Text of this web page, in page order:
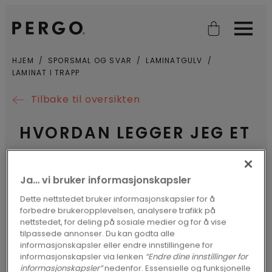
Open searchOpen
HJEM SPORSMAL OG SVAR
LAMINATGULV
LAMINAT I TRAPP
Tilbake til oversikten
HVORDAN LEGGER JEG ET
PERGO LAMINATGULV I
EN TRAPP?
Du målimePergo-gulvet når du skal
legge det i en trapp. Bruk et sterkt lim
fra en tube. Som trappenese bruker du
Ja… vi bruker informasjonskapsler
Dette nettstedet bruker informasjonskapsler for å
forbedre brukeropplevelsen, analysere trafikk på
nettstedet, for deling på sosiale medier og for å vise
tilpassede annonser. Du kan godta alle
informasjonskapsler eller endre innstillingene for
informasjonskapsler via lenken “Endre dine innstillinger for
informasjonskapsler”nedenfor. Essensielle og funksjonelle